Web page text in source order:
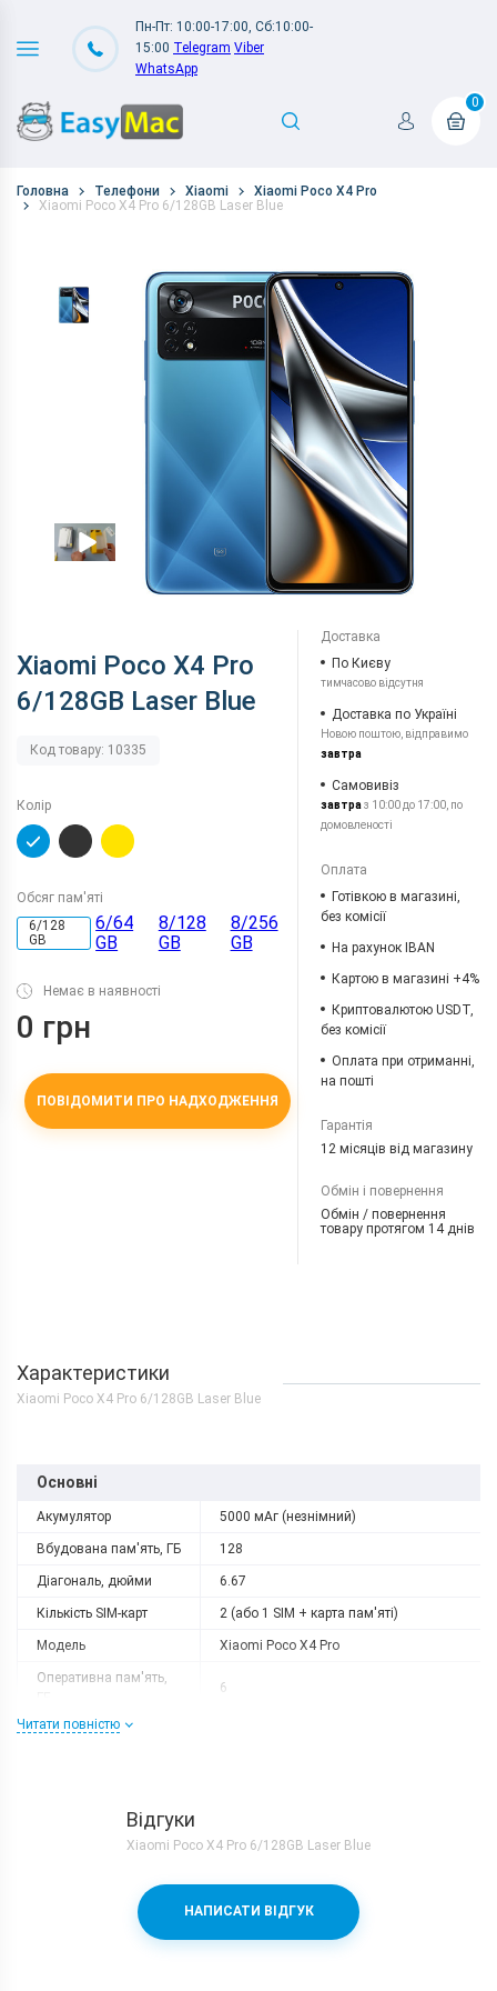
Пн-Пт: 10:00-17:00, Сб:10:00-
15:00 Telegram Viber
WhatsApp
0
Головна Телефони Xiaomi
Xiaomi Poco X4 Pro
Xiaomi Poco X4 Pro 6/128GB Laser Blue
Xiaomi Poco X4 Pro
6/128GB Laser Blue
Код товару: 10335
Колір
Обсяг пам'яті
6/128
GB
6/64
GB
8/128
GB
8/256
GB
Немає в наявності
0 грн
ПОВІДОМИТИ ПРО НАДХОДЖЕННЯ
Доставка
По Києву
тимчасово відсутня
Доставка по Україні
Новою поштою, відправимо
завтра
Самовивіз
завтраз 10:00 до 17:00, по
домовленості
Оплата
Готівкою в магазині,
без комісії
На рахунок IBAN
Картою в магазині +4%
Криптовалютою USDT,
без комісії
Оплата при отриманні,
на пошті
Гарантія
12 місяців від магазину
Обмін і повернення
Обмін / повернення
товару протягом 14 днів
Характеристики
Xiaomi Poco X4 Pro 6/128GB Laser Blue
Основні
Акумулятор 5000 мАг (незнімний)
Вбудована пам'ять, ГБ 128
Діагональ, дюйми 6.67
Кількість SIM-карт 2 (або 1 SIM + карта пам'яті)
Модель Xiaomi Poco X4 Pro
Оперативна пам'ять,
6
Роздільна здатність
Qualcomm Snapdragon 695 + Adreno
619
Читати повністю
Відгуки
Xiaomi Poco X4 Pro 6/128GB Laser Blue
НАПИСАТИ ВІДГУК